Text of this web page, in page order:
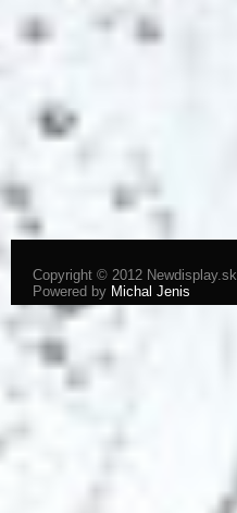
Copyright © 2012 Newdisplay.sk
Powered by Michal Jenis